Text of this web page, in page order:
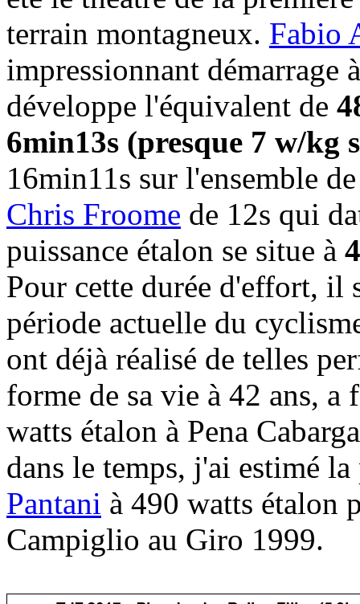
terrain montagneux. Fabio
impressionnant
développe l'équivalent de
6min13s (presque 7 w/kg
16min11s sur l'ensemble
Chris Froome de 12s qui
puissance étalon se situe à
Pour cette durée d'effort, il
période actuelle du
ont déjà réalisé de telles
forme de sa vie à 42 ans,
watts étalon à Pena
dans le temps, j'ai estimé
Pantani à 490 watts étalon
Campiglio au Giro 1999.